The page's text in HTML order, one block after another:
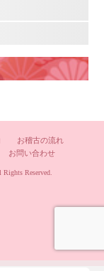
お稽古の流れ
お問い合わせ
Reserved.